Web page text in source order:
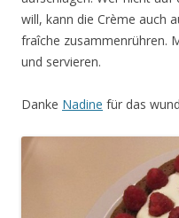
will, kann die Crème auch
fraîche zusammenrühren.
und servieren.
Danke Nadine für das